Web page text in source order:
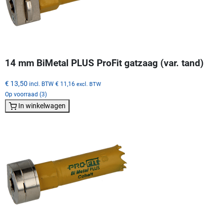
14 mm BiMetal PLUS ProFit gatzaag (var. tand)
€ 13,50 incl. BTW € 11,16 excl. BTW
Op voorraad (3)
In winkelwagen